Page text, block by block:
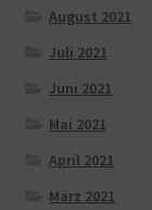
August 2021
Juli 2021
Juni 2021
Mai 2021
April 2021
März 2021